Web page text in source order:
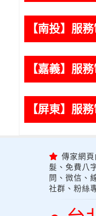
【南投】服
【嘉義】服
【屏東】服
傳家網
髮、免費八
問、微信、
社群、粉絲